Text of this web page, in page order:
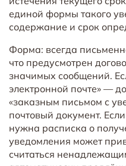
единой формы такого
содержание и срок
Форма: всегда
что предусмотрен
значимых сообщений.
электронной почте» —
«заказным письмом с
почтовый документ.
нужна расписка о
уведомления может
считаться